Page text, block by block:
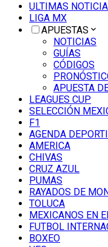
ULTIMAS
LIGA MX
APUESTAS
NOTICIAS
GUÍAS
CÓDIGOS
APUESTA
LEAGUES CUP
SELECCIÓN
F1
AGENDA
AMERICA
CHIVAS
CRUZ AZUL
PUMAS
RAYADOS DE
TOLUCA
MEXICANOS EN
FUTBOL
BOXEO